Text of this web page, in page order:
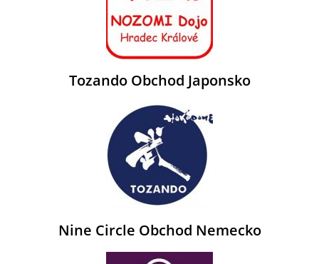
Tozando Obchod Japonsko
Nine Circle Obchod Nemecko